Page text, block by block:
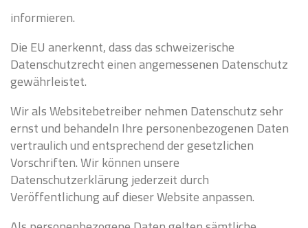
informieren.
Die EU anerkennt, dass das schweizerische
Datenschutzrecht einen angemessenen Datenschutz
gewährleistet.
Wir als Websitebetreiber nehmen Datenschutz sehr
ernst und behandeln Ihre personenbezogenen Daten
vertraulich und entsprechend der gesetzlichen
Vorschriften. Wir können unsere
Datenschutzerklärung jederzeit durch
Veröffentlichung auf dieser Website anpassen.